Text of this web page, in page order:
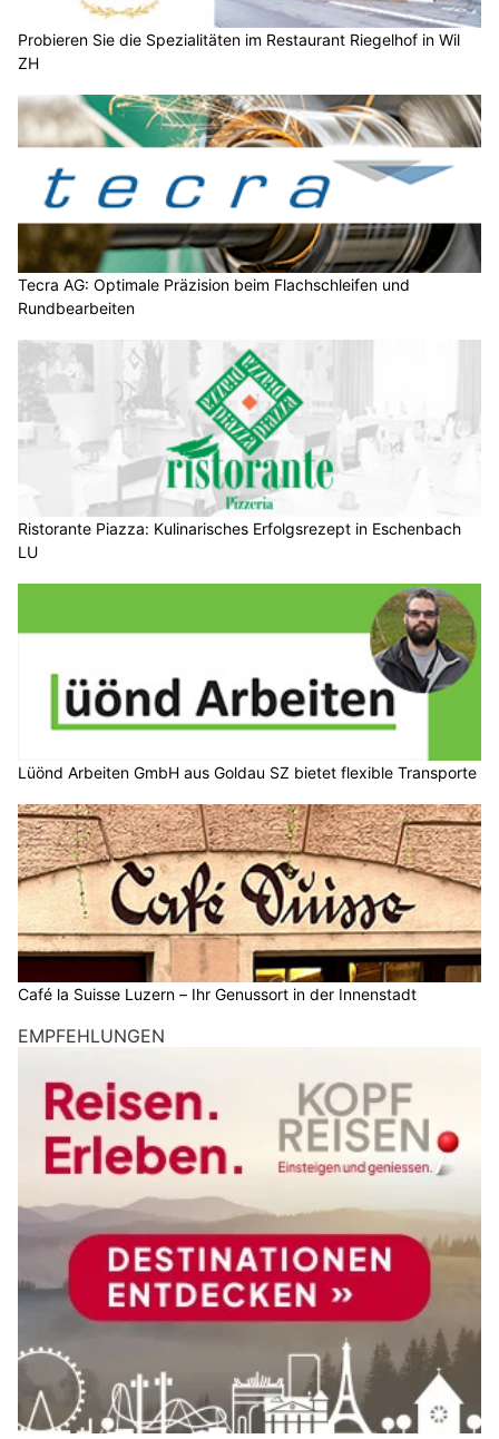
Probieren Sie die Spezialitäten im Restaurant Riegelhof in Wil
ZH
Tecra AG: Optimale Präzision beim Flachschleifen und
Rundbearbeiten
Ristorante Piazza: Kulinarisches Erfolgsrezept in Eschenbach
LU
Lüönd Arbeiten GmbH aus Goldau SZ bietet flexible Transporte
Café la Suisse Luzern – Ihr Genussort in der Innenstadt
EMPFEHLUNGEN